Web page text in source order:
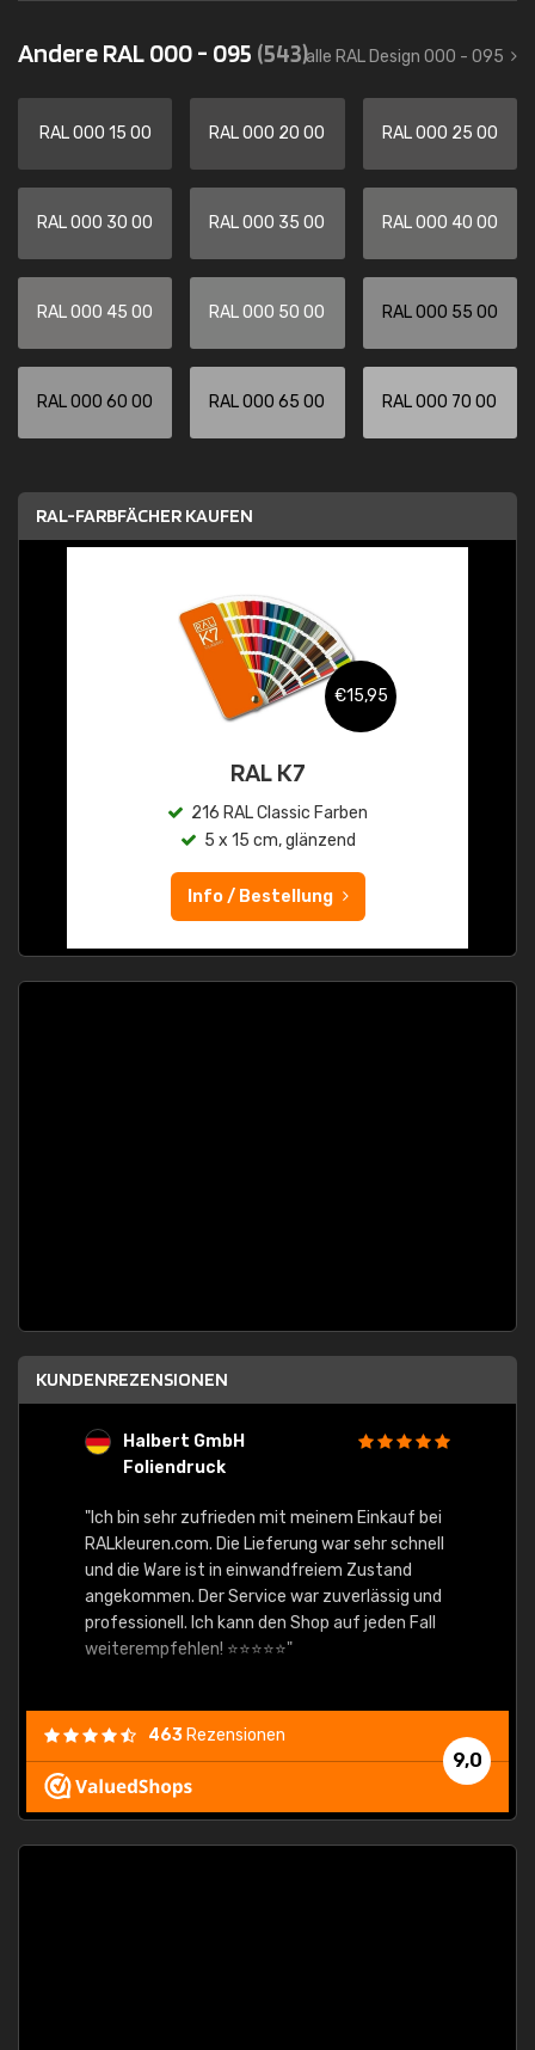
Andere RAL 000 - 095 (543)alle RAL Design 000 - 095
RAL 000 15 00 RAL 000 20 00 RAL 000 25 00
RAL 000 30 00 RAL 000 35 00 RAL 000 40 00
RAL 000 45 00 RAL 000 50 00 RAL 000 55 00
RAL 000 60 00 RAL 000 65 00 RAL 000 70 00
RAL-FARBFÄCHER KAUFEN
€15,95
RAL K7
216 RAL Classic Farben
5 x 15 cm, glänzend
Info / Bestellung
KUNDENREZENSIONEN
Halbert GmbH
Foliendruck
"Ich bin sehr zufrieden mit meinem Einkauf bei
RALkleuren.com. Die Lieferung war sehr schnell
und die Ware ist in einwandfreiem Zustand
angekommen. Der Service war zuverlässig und
professionell. Ich kann den Shop auf jeden Fall
weiterempfehlen! ⭐⭐⭐⭐⭐"
9,0
463 Rezensionen